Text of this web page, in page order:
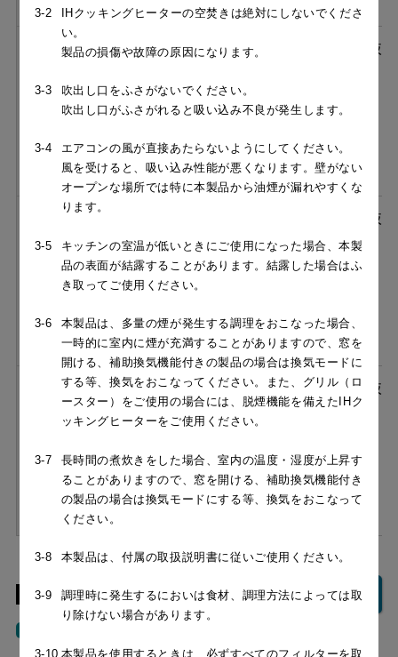
［フード本体］NSRL-RK-
NSRS1-RFS
¥343,420（税抜
［フード本体］NSRL-RK-
902 SI ＋［循環ユニット］
NSRS1-RFS
¥312,400（税抜
￥284,000）
［フード本体］NSRL-RK-
902 S ＋［循環ユニット］
¥364,980（税抜
￥331,800）
機能一覧 機能を一覧で見る
照明
フィルタ
スリット
3-2
IHクッキングヒーターの空焚きは絶対にしないでくださ
い。
製品の損傷や故障の原因になります。
3-3
吹出し口をふさがないでください。
吹出し口がふさがれると吸い込み不良が発生します。
3-4
エアコンの風が直接あたらないようにしてください。
風を受けると、吸い込み性能が悪くなります。壁がない
オープンな場所では特に本製品から油煙が漏れやすくな
ります。
3-5
キッチンの室温が低いときにご使用になった場合、本製
品の表面が結露することがあります。結露した場合はふ
き取ってご使用ください。
3-6
本製品は、多量の煙が発生する調理をおこなった場合、
一時的に室内に煙が充満することがありますので、窓を
開ける、補助換気機能付きの製品の場合は換気モードに
する等、換気をおこなってください。また、グリル（ロ
ースター）をご使用の場合には、脱煙機能を備えたIHク
ッキングヒーターをご使用ください。
3-7
長時間の煮炊きをした場合、室内の温度・湿度が上昇す
ることがありますので、窓を開ける、補助換気機能付き
の製品の場合は換気モードにする等、換気をおこなって
ください。
3-8 本製品は、付属の取扱説明書に従いご使用ください。
3-9
調理時に発生するにおいは食材、調理方法によっては取
り除けない場合があります。
3-10 本製品を使用するときは、必ずすべてのフィルターを取